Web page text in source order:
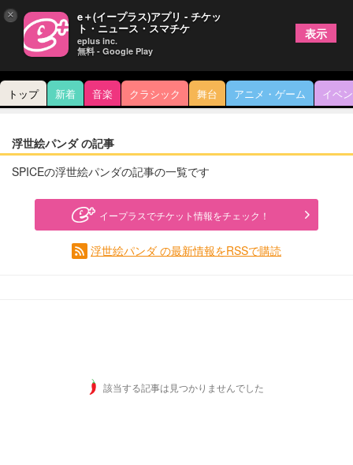
トップ 新着 音楽 クラシック 舞台 アニメ・ゲーム イベ
浮世絵パンダ の記事
SPICEの浮世絵パンダの記事の一覧です
イープラスでチケット情報をチェック！
浮世絵パンダ の最新情報をRSSで購読
該当する記事は見つかりませんでした
× e＋(イープラス)アプリ - チケッ
ト・ニュース・スマチケ
eplus inc.
無料 - Google Play
表示